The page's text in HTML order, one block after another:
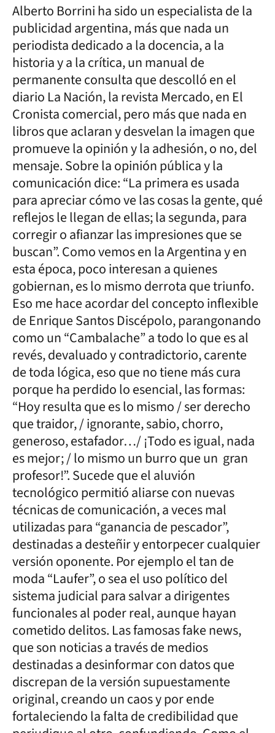
Alberto Borrini ha sido un especialista de la
publicidad argentina, más que nada un
periodista dedicado a la docencia, a la
historia y a la crítica, un manual de
permanente consulta que descolló en el
diario La Nación, la revista Mercado, en El
Cronista comercial, pero más que nada en
libros que aclaran y desvelan la imagen que
promueve la opinión y la adhesión, o no, del
mensaje. Sobre la opinión pública y la
comunicación dice: “La primera es usada
para apreciar cómo ve las cosas la gente, qué
reflejos le llegan de ellas; la segunda, para
corregir o afianzar las impresiones que se
buscan”. Como vemos en la Argentina y en
esta época, poco interesan a quienes
gobiernan, es lo mismo derrota que triunfo.
Eso me hace acordar del concepto inflexible
de Enrique Santos Discépolo, parangonando
como un “Cambalache” a todo lo que es al
revés, devaluado y contradictorio, carente
de toda lógica, eso que no tiene más cura
porque ha perdido lo esencial, las formas:
“Hoy resulta que es lo mismo / ser derecho
que traidor, / ignorante, sabio, chorro,
generoso, estafador…/ ¡Todo es igual, nada
es mejor; / lo mismo un burro que un gran
profesor!”. Sucede que el aluvión
tecnológico permitió aliarse con nuevas
técnicas de comunicación, a veces mal
utilizadas para “ganancia de pescador”,
destinadas a desteñir y entorpecer cualquier
versión oponente. Por ejemplo el tan de
moda “Laufer”, o sea el uso político del
sistema judicial para salvar a dirigentes
funcionales al poder real, aunque hayan
cometido delitos. Las famosas fake news,
que son noticias a través de medios
destinadas a desinformar con datos que
discrepan de la versión supuestamente
original, creando un caos y por ende
fortaleciendo la falta de credibilidad que